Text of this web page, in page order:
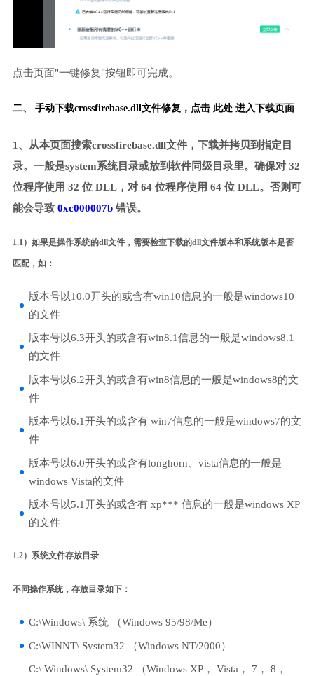
点击页面"一键修复"按钮即可完成。
二、 手动下载crossfirebase.dll文件修复， 点击 此处 进入下载页面
1、从本页面搜索crossfirebase.dll文件，下载并拷贝到指定目
录。一般是system系统目录或放到软件同级目录里。确保对 32
位程序使用 32 位 DLL，对 64 位程序使用 64 位 DLL。否则可
能会导致 0xc000007b错误。
1.1）如果是操作系统的dll文件，需要检查下载的dll文件版本和系统版本是否
匹配，如：
版本号以10.0开头的或含有win10信息的一般是windows10
的文件
版本号以6.3开头的或含有win8.1信息的一般是windows8.1
的文件
版本号以6.2开头的或含有win8信息的一般是windows8的文
件
版本号以6.1开头的或含有 win7信息的一般是windows7的文
件
版本号以6.0开头的或含有longhorn、vista信息的一般是
windows Vista的文件
版本号以5.1开头的或含有 xp*** 信息的一般是windows XP
的文件
1.2）系统文件存放目录
不同操作系统，存放目录如下：
C:\Windows\ 系统 （Windows 95/98/Me）
C:\WINNT\ System32 （Windows NT/2000）
C:\ Windows\ System32 （Windows XP， Vista， 7， 8，